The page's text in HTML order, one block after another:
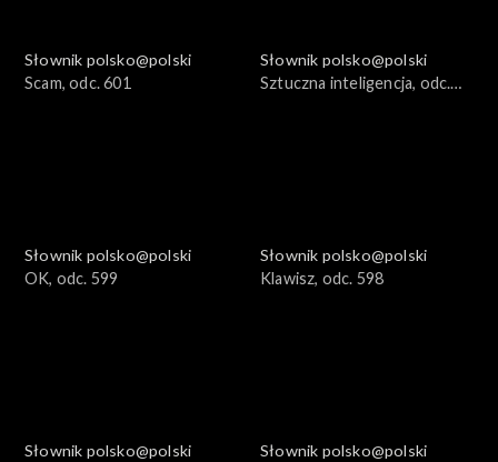
Słownik polsko@polski
Scam, odc. 601
Słownik polsko@polski
Sztuczna inteligencja, odc.
Słownik polsko@polski
OK, odc. 599
Słownik polsko@polski
Klawisz, odc. 598
Słownik polsko@polski
Słownik polsko@polski